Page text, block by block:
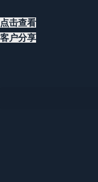
点击查看
客户分享